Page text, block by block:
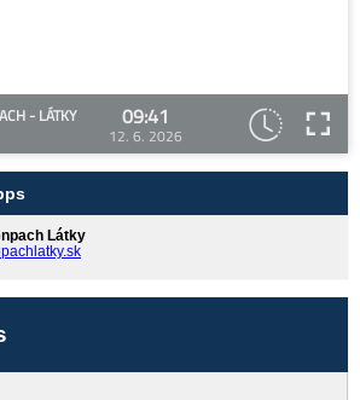
- LÁTKY
09:41
12. 6. 2026
Látky